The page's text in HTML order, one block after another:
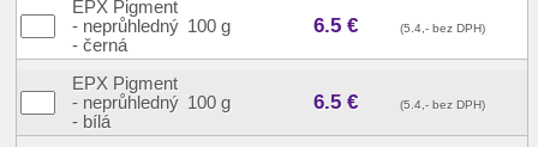
EPX Pigment
- neprůhledný
- černá
100 g 6.5 € (5.4,- bez DPH)
EPX Pigment
- neprůhledný
- bílá
100 g 6.5 € (5.4,- bez DPH)